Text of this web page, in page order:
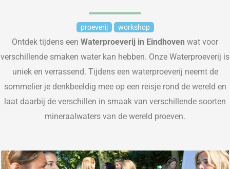
proeverij workshop
Ontdek tijdens een Waterproeverij in Eindhoven wat voor
verschillende smaken water kan hebben. Onze Waterproeverij is
uniek en verrassend. Tijdens een waterproeverij neemt de
sommelier je denkbeeldig mee op een reisje rond de wereld en
laat daarbij de verschillen in smaak van verschillende soorten
mineraalwaters van de wereld proeven.